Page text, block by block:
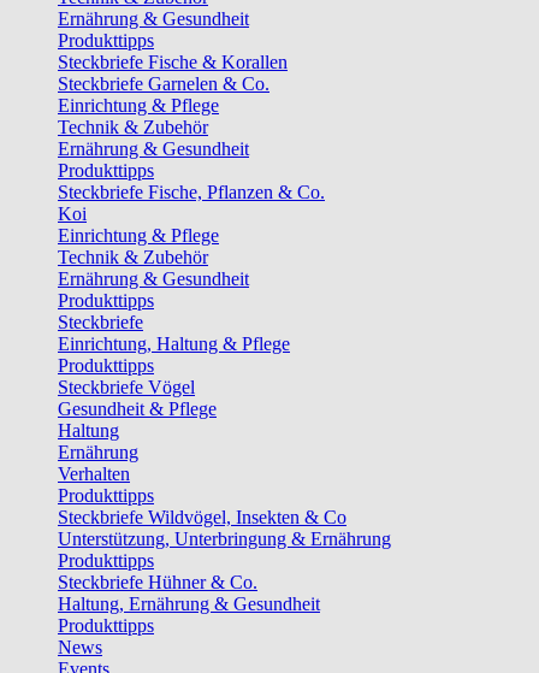
Ernährung & Gesundheit
Produkttipps
Steckbriefe Fische & Korallen
Steckbriefe Garnelen & Co.
Einrichtung & Pflege
Technik & Zubehör
Ernährung & Gesundheit
Produkttipps
Steckbriefe Fische, Pflanzen & Co.
Koi
Einrichtung & Pflege
Technik & Zubehör
Ernährung & Gesundheit
Produkttipps
Steckbriefe
Einrichtung, Haltung & Pflege
Produkttipps
Steckbriefe Vögel
Gesundheit & Pflege
Haltung
Ernährung
Verhalten
Produkttipps
Steckbriefe Wildvögel, Insekten & Co
Unterstützung, Unterbringung & Ernährung
Produkttipps
Steckbriefe Hühner & Co.
Haltung, Ernährung & Gesundheit
Produkttipps
News
Events